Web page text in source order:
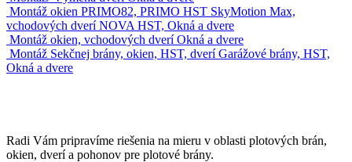
Montáž okien PRIMO82, PRIMO HST SkyMotion Max,
vchodových dverí NOVA HST, Okná a dvere
Montáž okien, vchodových dverí Okná a dvere
Montáž Sekčnej brány, okien, HST, dverí Garážové brány, HST,
Okná a dvere
Radi Vám pripravíme riešenia na mieru v oblasti plotových brán,
okien, dverí a pohonov pre plotové brány.